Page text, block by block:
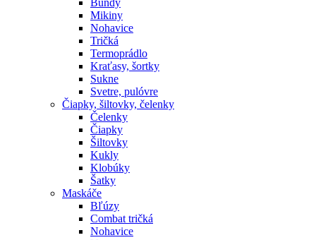
Mikiny
Nohavice
Tričká
Termoprádlo
Kraťasy, šortky
Sukne
Svetre, pulóvre
Čiapky, šiltovky, čelenky
Čelenky
Čiapky
Šiltovky
Kukly
Klobúky
Šatky
Maskáče
Bľúzy
Combat tričká
Nohavice